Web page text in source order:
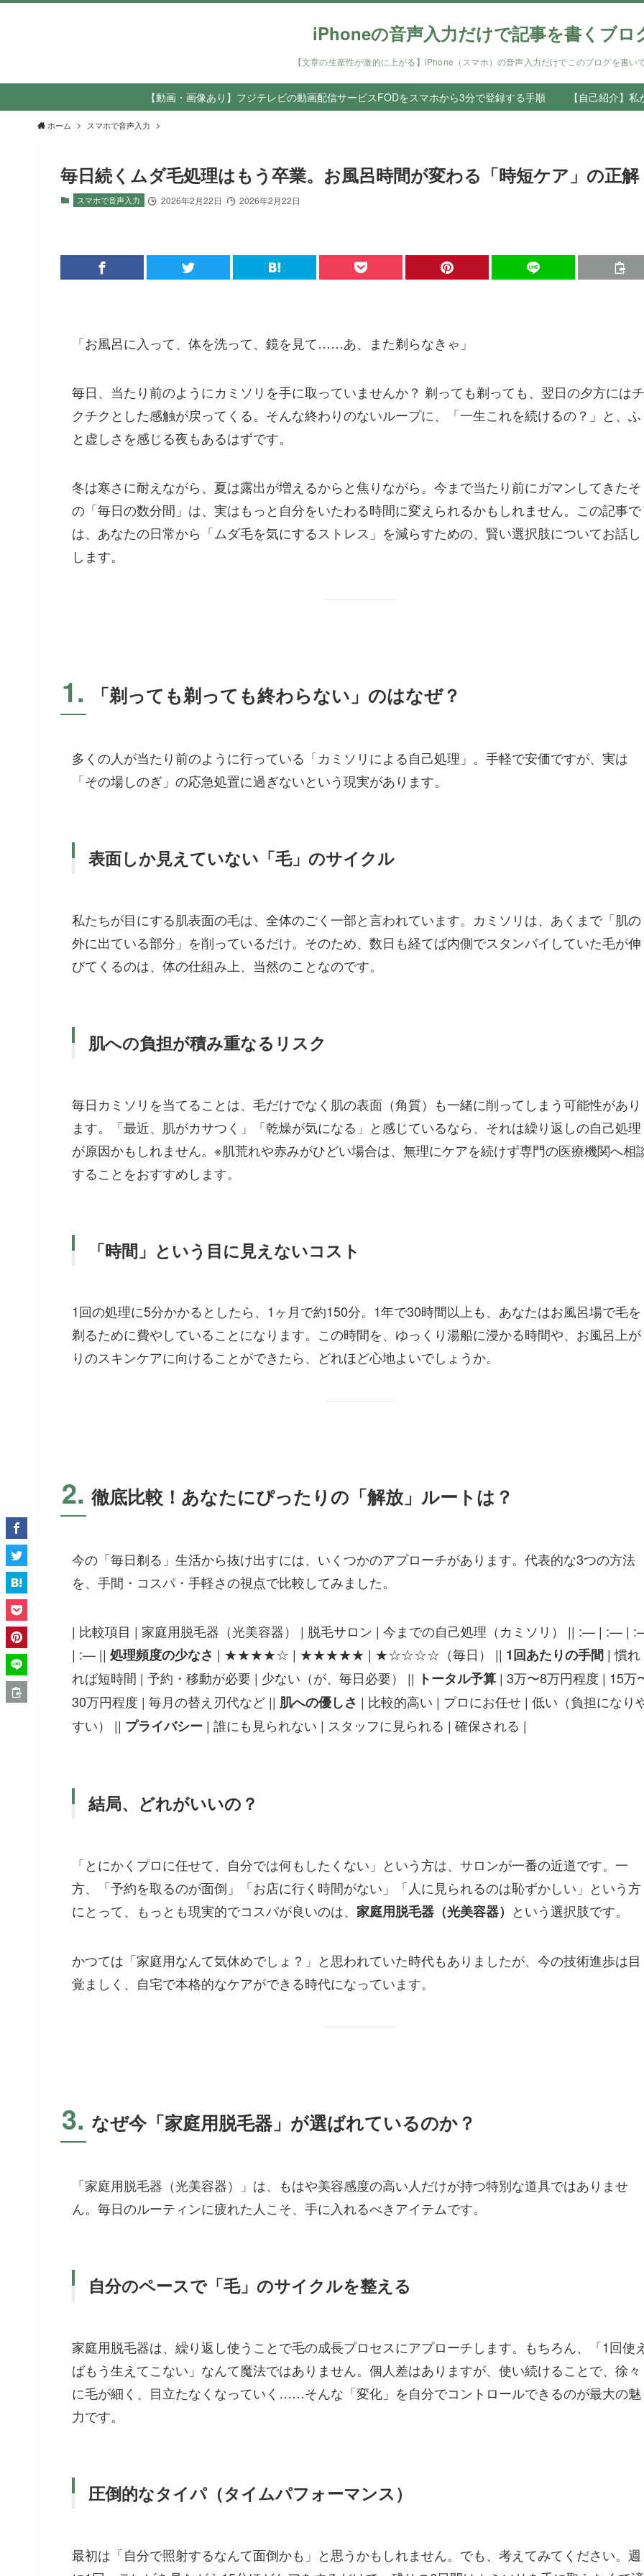
iPhoneの音声入力だけで記事を書くブロ
【文章の生産性が激的に上がる】iPhone（スマホ）の音声入力だけでこのブログを書い
【動画・画像あり】フジテレビの動画配信サービスFODをスマホから3分で登録する手順 【自己紹介】
ホーム スマホで音声入力
毎日続くムダ毛処理はもう卒業。お風呂時間が変わる「時短ケア」の正解
スマホで音声入力 2026年2月22日 2026年2月22日
「お風呂に入って、体を洗って、鏡を見て……あ、また剃らなきゃ」
毎日、当たり前のようにカミソリを手に取っていませんか？ 剃っても剃っても、翌日の夕方にはチ
クチクとした感触が戻ってくる。そんな終わりのないループに、「一生これを続けるの？」と、ふ
と虚しさを感じる夜もあるはずです。
冬は寒さに耐えながら、夏は露出が増えるからと焦りながら。今まで当たり前にガマンしてきたそ
の「毎日の数分間」は、実はもっと自分をいたわる時間に変えられるかもしれません。この記事で
は、あなたの日常から「ムダ毛を気にするストレス」を減らすための、賢い選択肢についてお話し
します。
1. 「剃っても剃っても終わらない」のはなぜ？
多くの人が当たり前のように行っている「カミソリによる自己処理」。手軽で安価ですが、実は
「その場しのぎ」の応急処置に過ぎないという現実があります。
表面しか見えていない「毛」のサイクル
私たちが目にする肌表面の毛は、全体のごく一部と言われています。カミソリは、あくまで「肌の
外に出ている部分」を削っているだけ。そのため、数日も経てば内側でスタンバイしていた毛が伸
びてくるのは、体の仕組み上、当然のことなのです。
肌への負担が積み重なるリスク
毎日カミソリを当てることは、毛だけでなく肌の表面（角質）も一緒に削ってしまう可能性があり
ます。「最近、肌がカサつく」「乾燥が気になる」と感じているなら、それは繰り返しの自己処理
が原因かもしれません。※肌荒れや赤みがひどい場合は、無理にケアを続けず専門の医療機関へ相
することをおすすめします。
「時間」という目に見えないコスト
1回の処理に5分かかるとしたら、1ヶ月で約150分。1年で30時間以上も、あなたはお風呂場で毛を
剃るために費やしていることになります。この時間を、ゆっくり湯船に浸かる時間や、お風呂上が
りのスキンケアに向けることができたら、どれほど心地よいでしょうか。
2. 徹底比較！あなたにぴったりの「解放」ルートは？
今の「毎日剃る」生活から抜け出すには、いくつかのアプローチがあります。代表的な3つの方法
を、手間・コスパ・手軽さの視点で比較してみました。
| 比較項目 | 家庭用脱毛器（光美容器） | 脱毛サロン | 今までの自己処理（カミソリ） || :— | :— |
| :— || 処理頻度の少なさ | ★★★★☆ | ★★★★★ | ★☆☆☆☆（毎日） || 1回あたりの手間 | 慣れ
れば短時間 | 予約・移動が必要 | 少ない（が、毎日必要） || トータル予算 | 3万〜8万円程度 | 15万
30万円程度 | 毎月の替え刃代など || 肌への優しさ | 比較的高い | プロにお任せ | 低い（負担になり
すい） || プライバシー | 誰にも見られない | スタッフに見られる | 確保される |
結局、どれがいいの？
「とにかくプロに任せて、自分では何もしたくない」という方は、サロンが一番の近道です。一
方、「予約を取るのが面倒」「お店に行く時間がない」「人に見られるのは恥ずかしい」という方
にとって、もっとも現実的でコスパが良いのは、 家庭用脱毛器（光美容器） という選択肢です。
かつては「家庭用なんて気休めでしょ？」と思われていた時代もありましたが、今の技術進歩は目
覚ましく、自宅で本格的なケアができる時代になっています。
3. なぜ今「家庭用脱毛器」が選ばれているのか？
「家庭用脱毛器（光美容器）」は、もはや美容感度の高い人だけが持つ特別な道具ではありませ
ん。毎日のルーティンに疲れた人こそ、手に入れるべきアイテムです。
自分のペースで「毛」のサイクルを整える
家庭用脱毛器は、繰り返し使うことで毛の成長プロセスにアプローチします。もちろん、「1回使
ばもう生えてこない」なんて魔法ではありません。個人差はありますが、使い続けることで、徐々
に毛が細く、目立たなくなっていく……そんな「変化」を自分でコントロールできるのが最大の魅
力です。
圧倒的なタイパ（タイムパフォーマンス）
最初は「自分で照射するなんて面倒かも」と思うかもしれません。でも、考えてみてください。週